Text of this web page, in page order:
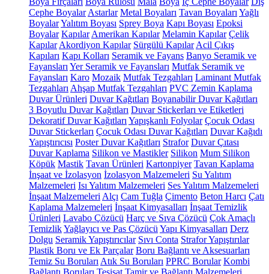
Cephe Boyalar Astarlar Metal Boyaları Tavan Boyaları Yağlı
BoyalarYalıtım Boyası Sprey Boya Kapı Boyası Epoksi
Boyalar Kapılar Amerikan Kapılar Melamin Kapılar Çelik
Kapılar Akordiyon Kapılar Sürgülü Kapılar Acil Çıkış
Kapıları Kapı Kolları Seramik ve Fayans Banyo Seramik ve
Fayansları Yer Seramik ve Fayansları Mutfak Seramik ve
Fayansları Karo Mozaik Mutfak Tezgahları Laminant Mutfak
Tezgahları Ahşap Mutfak Tezgahları PVC Zemin Kaplama
Duvar Ürünleri Duvar Kağıtları Boyanabilir Duvar Kağıtları
3 Boyutlu Duvar Kağıtları Duvar Stickerları ve Etiketleri
Dekoratif Duvar Kağıtları Yapışkanlı Folyolar Çocuk Odası
Duvar Stickerları Çocuk Odası Duvar Kağıtları Duvar Kağıdı
Yapıştırıcısı Poster Duvar Kağıtları Strafor Duvar Çıtası
Duvar Kaplama Silikon ve Mastikler Silikon Mum Silikon
Köpük Mastik Tavan Ürünleri Kartonpiyer Tavan Kaplama
İnşaat ve İzolasyon İzolasyon Malzemeleri Su Yalıtım
Malzemeleri Isı Yalıtım Malzemeleri Ses Yalıtım Malzemeleri
İnşaat Malzemeleri Alçı Cam Tuğla Çimento Beton Harcı Çatı
Kaplama Malzemeleri İnşaat Kimyasalları İnşaat Temizlik
Ürünleri Lavabo Çözücü Harç ve Sıva Çözücü Çok Amaçlı
TemizlikYağlayıcı ve Pas Çözücü Yapı Kimyasalları Derz
Dolgu Seramik Yapıştırıcılar Sıvı Conta Strafor Yapıştırılar
Plastik Boru ve Ek Parçalar Boru Bağlantı ve Aksesuarları
Temiz Su Boruları Atık Su Boruları PPRC Borular Kombi
Bağlantı Boruları Tesisat Tamir ve Bağlantı Malzemeleri